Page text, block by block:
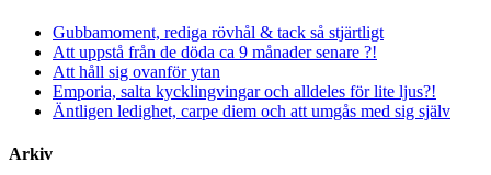
Gubbamoment, rediga rövhål & tack så stjärtligt
Att uppstå från de döda ca 9 månader senare ?!
Att håll sig ovanför ytan
Emporia, salta kycklingvingar och alldeles för lite ljus?!
Äntligen ledighet, carpe diem och att umgås med sig själv
Arkiv